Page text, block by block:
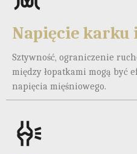
Napięcie karku
Sztywność, ograniczenie
między łopatkami mogą być
napięcia mięśniowego.